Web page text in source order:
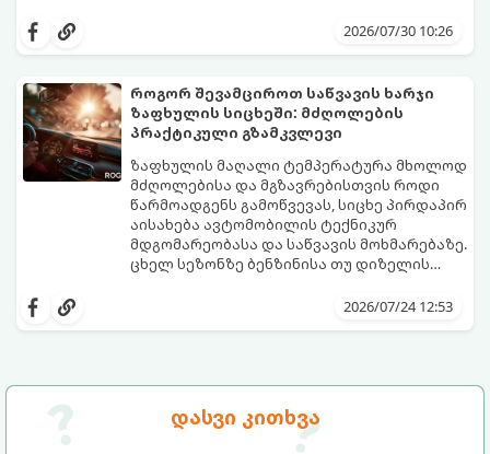
დასვი კითხვა
მდე), აუცილებელია იცოდეთ, როგორ
ინსტრუქციას პროცედურების, საჭირო
2026/07/30 10:26
როგორ შევამციროთ საწვავის ხარჯი
ზაფხულის სიცხეში: მძღოლების
პრაქტიკული გზამკვლევი
ზაფხულის მაღალი ტემპერატურა მხოლოდ
მძღოლებისა და მგზავრებისთვის როდი
წარმოადგენს გამოწვევას, სიცხე პირდაპირ
აისახება ავტომობილის ტექნიკურ
მდგომარეობასა და საწვავის მოხმარებაზე.
ცხელ სეზონზე ბენზინისა თუ დიზელის
ავტომატურად ზრდის ყოველდღიურ
პრაქტიკული წესის ცოდნით2026/07/24 12:53